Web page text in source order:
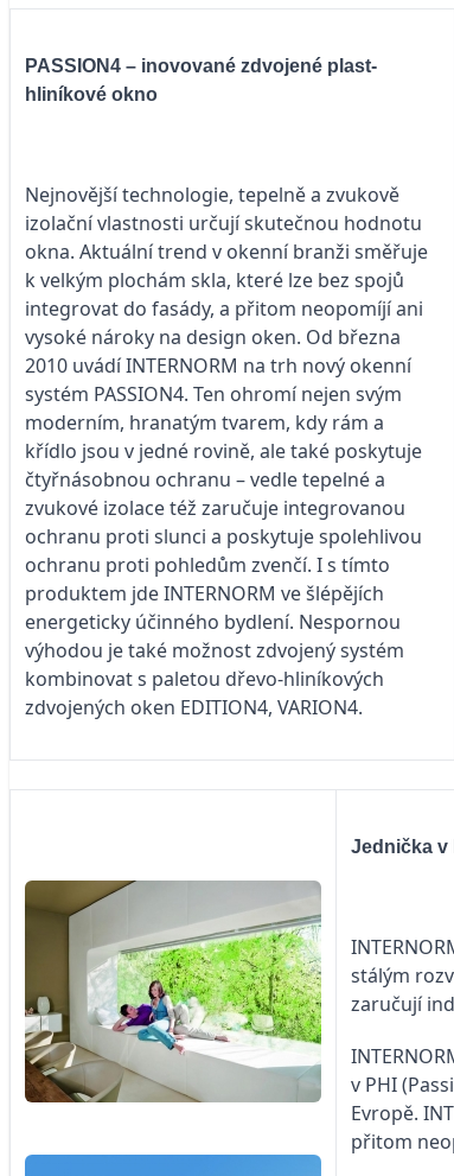
PASSION4 – inovované zdvojené plast-
hliníkové okno
Nejnovější technologie, tepelně a zvukově
izolační vlastnosti určují skutečnou hodnotu
okna. Aktuální trend v okenní branži směřuje
k velkým plochám skla, které lze bez spojů
integrovat do fasády, a přitom neopomíjí ani
vysoké nároky na design oken. Od března
2010 uvádí INTERNORM na trh nový okenní
systém PASSION4. Ten ohromí nejen svým
moderním, hranatým tvarem, kdy rám a
křídlo jsou v jedné rovině, ale také poskytuje
čtyřnásobnou ochranu – vedle tepelné a
zvukové izolace též zaručuje integrovanou
ochranu proti slunci a poskytuje spolehlivou
ochranu proti pohledům zvenčí. I s tímto
produktem jde INTERNORM ve šlépějích
energeticky účinného bydlení. Nespornou
výhodou je také možnost zdvojený systém
kombinovat s paletou dřevo-hliníkových
zdvojených oken EDITION4, VARION4.
Jednička v
stálým
zaručují
v PHI
Evropě.
přitom